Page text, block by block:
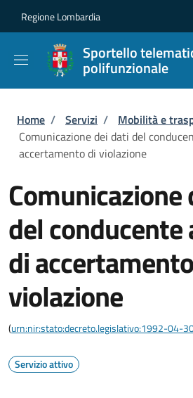
Regione Lombardia
Sportello
polifunzionale
Briciole di pane
Home / Servizi / Mobilità e
Comunicazione dei dati del
accertamento di violazione
Comunicazione
del conducente
di
violazione
(urn:nir:stato:decreto.legislativo:1992-04-
Servizio attivo